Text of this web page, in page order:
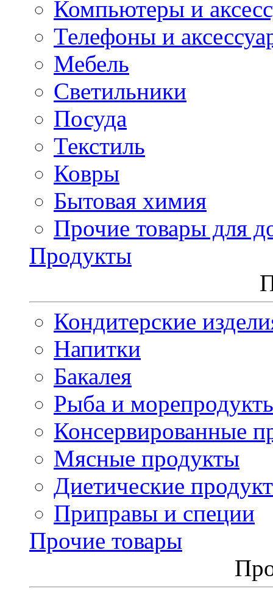
Компьютеры и
Телефоны и
Мебель
Светильники
Посуда
Текстиль
Ковры
Бытовая химия
Прочие товары для
Продукты
Кондитерские
Напитки
Бакалея
Рыба и
Консервированные
Мясные продукты
Диетические
Приправы и специи
Прочие товары